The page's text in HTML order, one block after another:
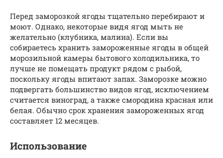
Перед заморозкой ягоды тщательно перебирают и
моют. Однако, некоторые видя ягод мыть не
желательно (клубника, малина). Если вы
собираетесь хранить замороженные ягоды в общей
морозильной камеры бытового холодильника, то
лучше не помещать продукт рядом с рыбой,
поскольку ягоды впитают запах. Заморозке можно
подвергать большинство видов ягод, исключением
считается виноград, а также смородина красная или
белая. Обычно срок хранения замороженных ягод
составляет 12 месяцев.
Использование